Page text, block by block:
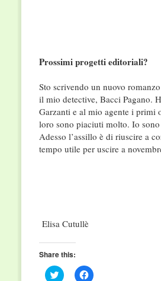
Prossimi progetti editoriali?
Sto scrivendo un nuovo
il mio detective, Bacci Pagano.
Garzanti e al mio agente i primi
loro sono piaciuti molto. Io
Adesso l’assillo è di riuscire a
tempo utile per uscire a
Elisa Cutullè
Share this:
Click
Click